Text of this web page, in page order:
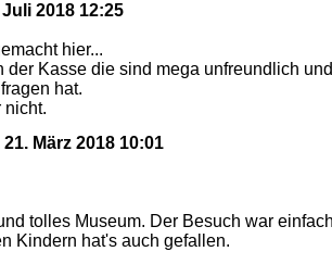
2018 12:25
hier...
der Kasse die sind mega unfreundlich und
hat.
nicht.
März 2018 10:01
tolles Museum. Der Besuch war
Kindern hat's auch gefallen.